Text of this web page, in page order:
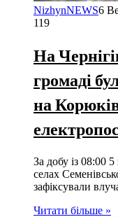
NizhynNEWS6
119
На
громаді
на
За добу із 08:00
селах
зафіксували
Читати більше »